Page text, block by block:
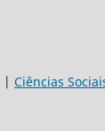
| Ciências